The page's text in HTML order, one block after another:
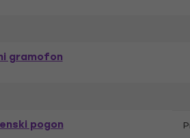
gramofon
pogon